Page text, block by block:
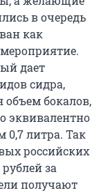
в очередь
как
дает
сидра,
объем бокалов,
эквивалентно
0,7 литра. Так
российских
за
получают